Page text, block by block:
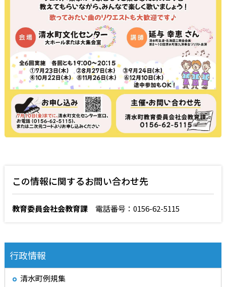
行政情報
清水町例規集
この情報に関するお問い合わせ先
教育委員会社会教育課電話番号：0156-62-5115